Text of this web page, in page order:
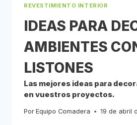
REVESTIMIENTO INTERIOR
IDEAS PARA
AMBIENTES
LISTONES
Las mejores ideas para
en vuestros proyectos.
Por Equipo Comadera 19 de abril